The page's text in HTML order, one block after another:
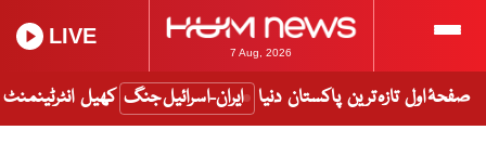
7 Aug, 2026
LIVE
صفحۂ اول تازہ ترین پاکستان دنیا ایران-اسرائیل جنگ کھیل انٹرٹینمنٹ